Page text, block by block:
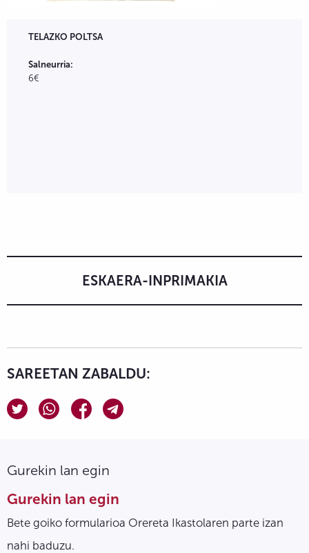
TELAZKO POLTSA
Salneurria:
6€
ESKAERA-INPRIMAKIA
SAREETAN ZABALDU:
Gurekin lan egin
Gurekin lan egin
Bete goiko formularioa Orereta Ikastolaren parte izan
nahi baduzu.